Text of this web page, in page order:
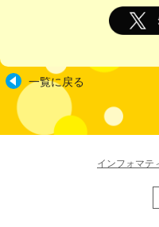
●時こくと時間①～➂
●長さのたんいのかん係
●きょりと道のり
●重さのたんいのかん係①
●ミニゲーム めいろにち
一覧に戻る
インフォマテ